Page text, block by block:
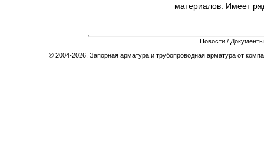
материалов. Имеет
Новости / Документы
© 2004-2026. Запорная арматура и трубопроводная арматура от